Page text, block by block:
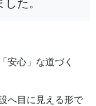
た。
安心」な道づく
へ目に見える形で